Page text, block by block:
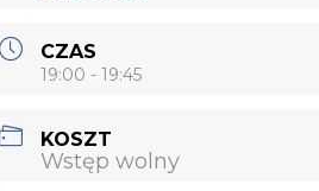
CZAS
19:00 - 19:45
KOSZT
Wstęp wolny